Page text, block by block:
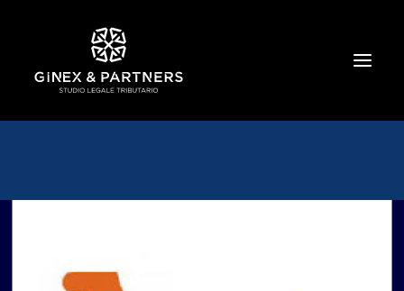
CHI SIAMO
SOCIETARIO E CONTRATTUALISTICA